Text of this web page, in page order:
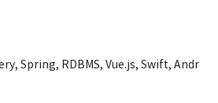
Spring, RDBMS, Vue.js, Swift, Andr